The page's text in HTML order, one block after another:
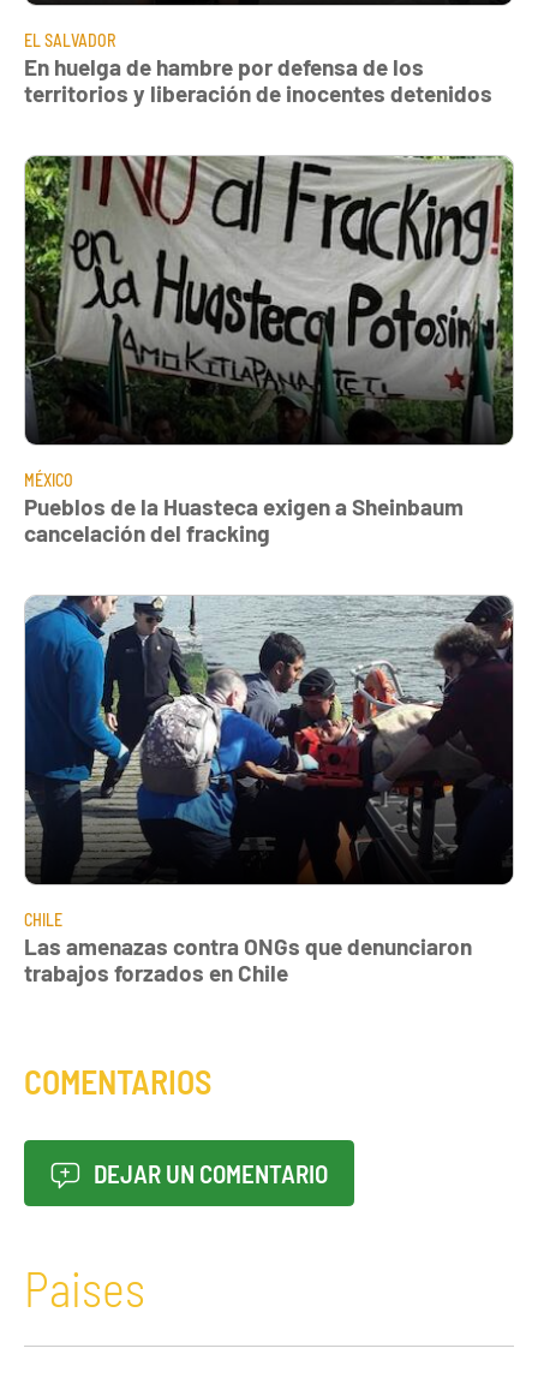
EL SALVADOR
En huelga de hambre por defensa de los
territorios y liberación de inocentes detenidos
MÉXICO
Pueblos de la Huasteca exigen a Sheinbaum
cancelación del fracking
CHILE
Las amenazas contra ONGs que denunciaron
trabajos forzados en Chile
COMENTARIOS
DEJAR UN COMENTARIO
Paises